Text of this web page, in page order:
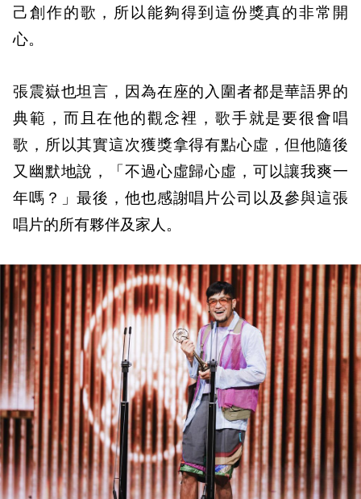
己創作的歌，所以能夠得到這份獎真的非常開
心。
張震嶽也坦言，因為在座的入圍者都是華語界的
典範，而且在他的觀念裡，歌手就是要很會唱
歌，所以其實這次獲獎拿得有點心虛，但他隨後
又幽默地說，「不過心虛歸心虛，可以讓我爽一
年嗎？」最後，他也感謝唱片公司以及參與這張
唱片的所有夥伴及家人。